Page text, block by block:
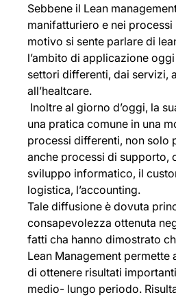
Sebbene il Lean
manifatturiero e nei
motivo si sente parlare di
l’ambito di applicazione
settori differenti, dai servizi,
all’healtcare.
una pratica comune in una
processi differenti, non solo
anche processi di supporto,
sviluppo informatico, il
logistica, l’accounting.
Tale diffusione è dovuta
consapevolezza ottenuta
fatti cha hanno dimostrato
Lean Management permette
di ottenere risultati
medio- lungo periodo.